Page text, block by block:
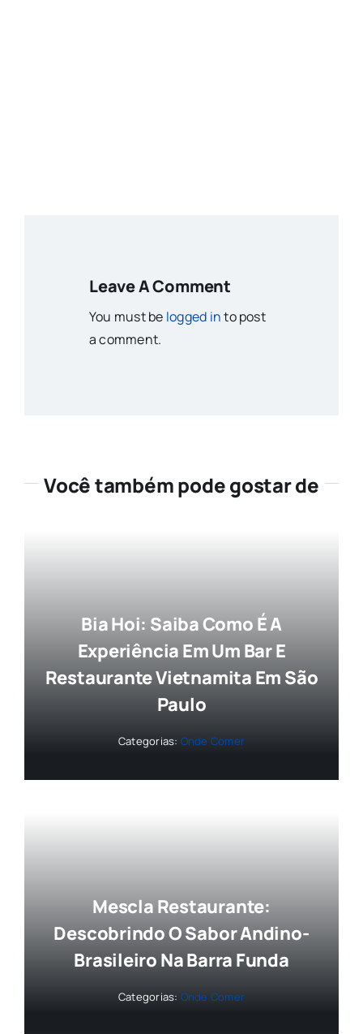
Leave A Comment
You must be logged into post
a comment.
Você também pode gostar de
Bia Hoi: Saiba Como É A
Experiência Em Um Bar E
Restaurante Vietnamita Em São
Paulo
Categorias: Onde Comer
Mescla Restaurante:
Descobrindo O Sabor Andino-
Brasileiro Na Barra Funda
Categorias: Onde Comer